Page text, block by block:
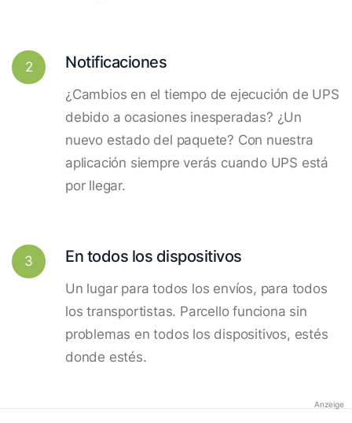
2 Notificaciones
¿Cambios en el tiempo de ejecución de UPS
debido a ocasiones inesperadas? ¿Un
nuevo estado del paquete? Con nuestra
aplicación siempre verás cuando UPS está
por llegar.
3 En todos los dispositivos
Un lugar para todos los envíos, para todos
los transportistas. Parcello funciona sin
problemas en todos los dispositivos, estés
donde estés.
Anzeige